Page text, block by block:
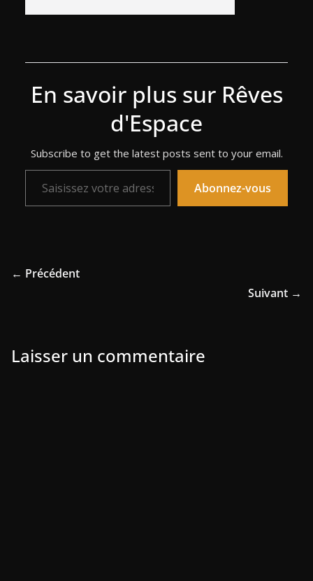
En savoir plus sur Rêves
d'Espace
Subscribe to get the latest posts sent to your email.
Saisissez votre adresse e-mail…
Abonnez-vous
← Précédent
Suivant →
Laisser un commentaire